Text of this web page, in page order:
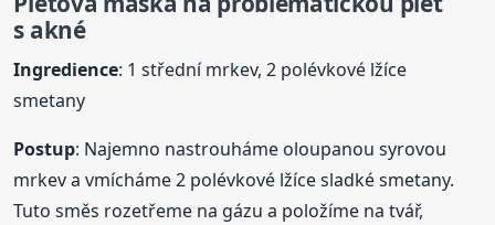
s akné
Ingredience: 1 střední mrkev, 2 polévkové lžíce
smetany
Postup: Najemno nastrouháme oloupanou syrovou
mrkev a vmícháme 2 polévkové lžíce sladké smetany.
Tuto směs rozetřeme na gázu a položíme na tvář,